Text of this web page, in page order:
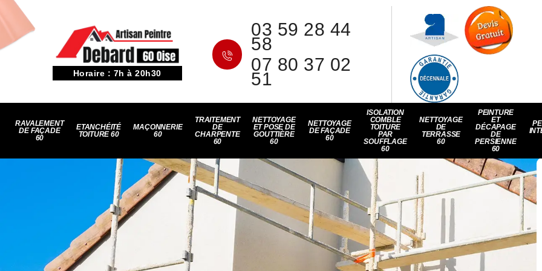
Horaire : 7h à 20h30
03 59 28 44
58
07 80 37 02
51
RAVALEMENT
DE FAÇADE
60
ETANCHÉITÉ
TOITURE 60
MAÇONNERIE
60
TRAITEMENT
DE
CHARPENTE
60
NETTOYAGE
ET POSE DE
GOUTTIÈRE
60
NETTOYAGE
DE FAÇADE
60
ISOLATION
COMBLE
TOITURE
PAR
SOUFFLAGE
60
NETTOYAGE
DE
TERRASSE
60
PEINTURE
ET
DÉCAPAGE
DE
PERSIENNE
60